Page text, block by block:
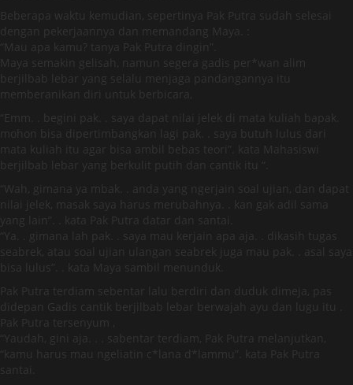
Beberapa waktu kemudian, sepertinya Pak Putra sudah selesai
dengan pekerjaannya dan memandang Maya. :
“Mau apa kamu? tanya Pak Putra dingin”.
Maya semakin gelisah, namun segera gadis per*wan alim
berjilbab lebar yang selalu menjaga pandangannya itu
memberanikan diri untuk berbicara,
“Emm. . begini pak. . saya dapat nilai jelek di mata kuliah bapak.
mohon bisa dipertimbangkan lagi pak. . saya butuh lulus dari
mata kuliah itu agar bisa ambil bebas teori”. kata Mahasiswi
berjilbab lebar yang berkulit putih dan cantik itu “.
“Wah, gimana ya mbak. . anda yang ngerjain soal ujian, dan dapat
nilai jelek, masak saya harus merubahnya. . kan gak adil sama
yang lain”. . kata Pak Putra datar dan santai.
“Ya. . gimana lah pak. . saya mau kerjain apa aja. . dikasih tugas
seabrek, atau soal ujian ulangan seabrek juga mau pak. . asal saya
bisa lulus”. . kata Maya sambil menunduk.
Pak Putra terdiam sebentar lalu berdiri dan duduk dimeja, pas
didepan Gadis cantik berjilbab lebar berwajah ayu dan lugu itu .
Pak Putra tersenyum ,
“Yaudah, gini aja. . . sabentar terdiam, Pak Putra melanjutkan,
“kamu harus mau ngeliatin c*lana d*lammu”. kata Pak Putra
santai.